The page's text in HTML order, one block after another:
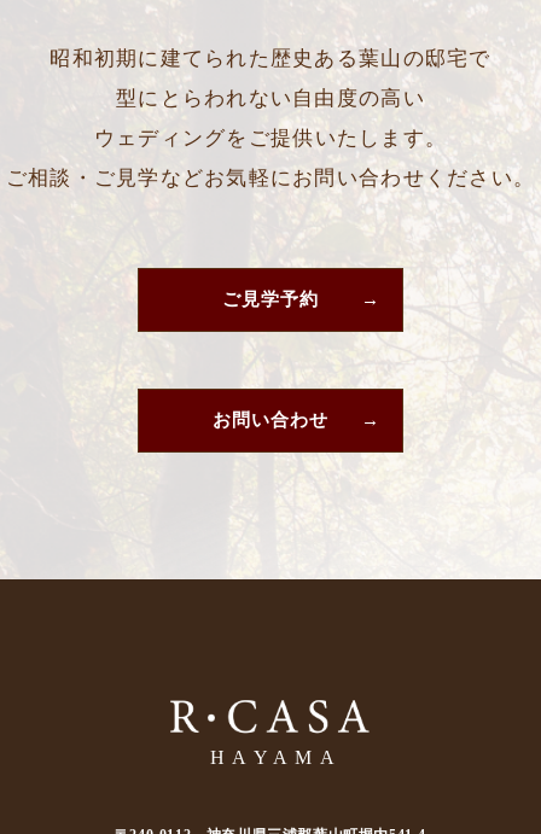
昭和初期に建てられた歴史ある葉山の邸宅で
型にとらわれない自由度の高い
ウェディングをご提供いたします。
ご相談・ご見学などお気軽にお問い合わせください。
ご見学予約
お問い合わせ